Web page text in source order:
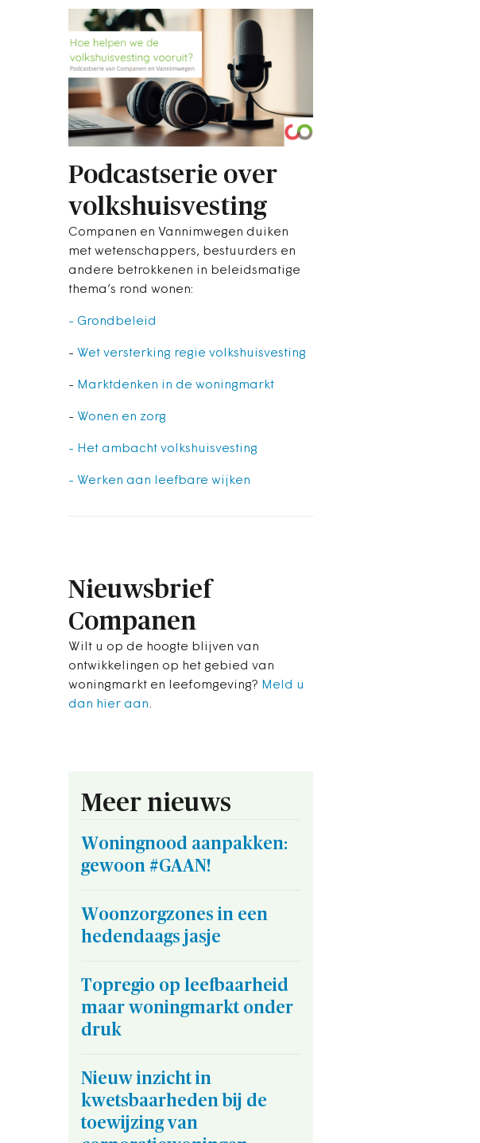
Podcastserie over
volkshuisvesting
Companen en Vannimwegen duiken
met wetenschappers, bestuurders en
andere betrokkenen in beleidsmatige
thema’s rond wonen:
- Grondbeleid
- Wet versterking regie volkshuisvesting
- Marktdenken in de woningmarkt
- Wonen en zorg
- Het ambacht volkshuisvesting
- Werken aan leefbare wijken
Nieuwsbrief
Companen
Wilt u op de hoogte blijven van
ontwikkelingen op het gebied van
woningmarkt en leefomgeving? Meld u
dan hier aan.
Meer nieuws
Woningnood aanpakken:
gewoon #GAAN!
Woonzorgzones in een
hedendaags jasje
Topregio op leefbaarheid
maar woningmarkt onder
druk
Nieuw inzicht in
kwetsbaarheden bij de
toewijzing van